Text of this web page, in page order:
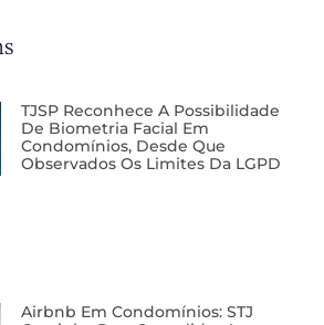
TJSP Reconhece A Possibilidade
De Biometria Facial Em
Condomínios, Desde Que
Observados Os Limites Da LGPD
Airbnb Em Condomínios: STJ